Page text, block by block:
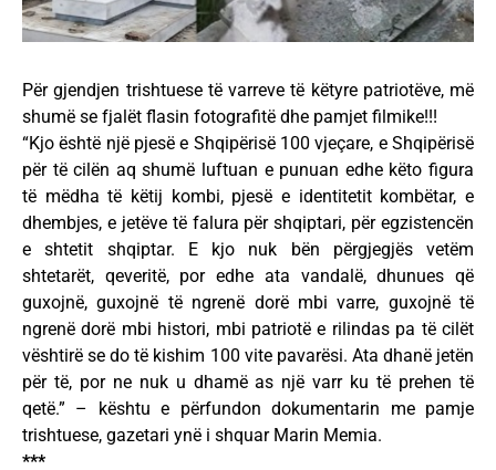
Për gjendjen trishtuese të varreve të këtyre patriotëve, më
shumë se fjalët flasin fotografitë dhe pamjet filmike!!!
“Kjo është një pjesë e Shqipërisë 100 vjeçare, e Shqipërisë
për të cilën aq shumë luftuan e punuan edhe këto figura
të mëdha të këtij kombi, pjesë e identitetit kombëtar, e
dhembjes, e jetëve të falura për shqiptari, për egzistencën
e shtetit shqiptar. E kjo nuk bën përgjegjës vetëm
shtetarët, qeveritë, por edhe ata vandalë, dhunues që
guxojnë, guxojnë të ngrenë dorë mbi varre, guxojnë të
ngrenë dorë mbi histori, mbi patriotë e rilindas pa të cilët
vështirë se do të kishim 100 vite pavarësi. Ata dhanë jetën
për të, por ne nuk u dhamë as një varr ku të prehen të
qetë.” – kështu e përfundon dokumentarin me pamje
trishtuese, gazetari ynë i shquar Marin Memia.
***